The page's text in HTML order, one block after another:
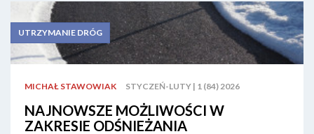
UTRZYMANIE DRÓG
MICHAŁ STAWOWIAK STYCZEŃ-LUTY | 1 (84) 2026
NAJNOWSZE MOŻLIWOŚCI W
ZAKRESIE ODŚNIEŻANIA